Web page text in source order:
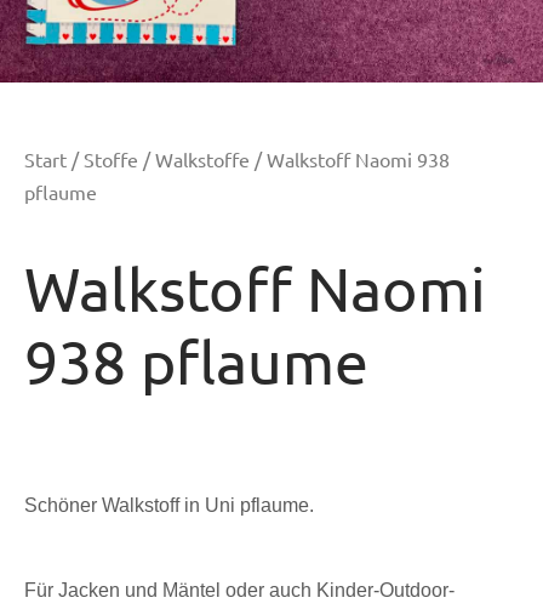
Start / Stoffe /Walkstoffe / Walkstoff Naomi 938
pflaume
Walkstoff Naomi
938 pflaume
Schöner Walkstoff in Uni pflaume.
Für Jacken und Mäntel oder auch Kinder-Outdoor-